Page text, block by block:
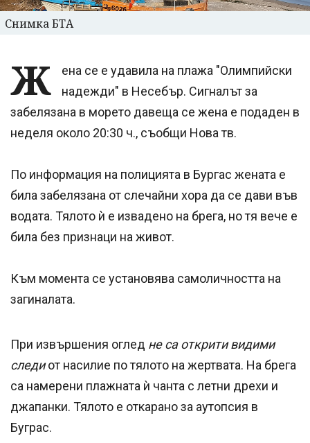
Снимка БТА
Ж
ена се e удавила на плажа "Олимпийски
надежди" в Несебър. Сигналът за
забелязана в морето давеща се жена е подаден в
неделя около 20:30 ч., съобщи Нова тв.
По информация на полицията в Бургас жената е
била забелязана от слечайни хора да се дави във
водата. Тялото ѝ е извадено на брега, но тя вече е
била без признаци на живот.
Към момента се установява самоличността на
загиналата.
При извършения оглед не са открити видими
следиот насилие по тялото на жертвата. На брега
са намерени плажната ѝ чанта с летни дрехи и
джапанки. Тялото е откарано за аутопсия в
Буграс.